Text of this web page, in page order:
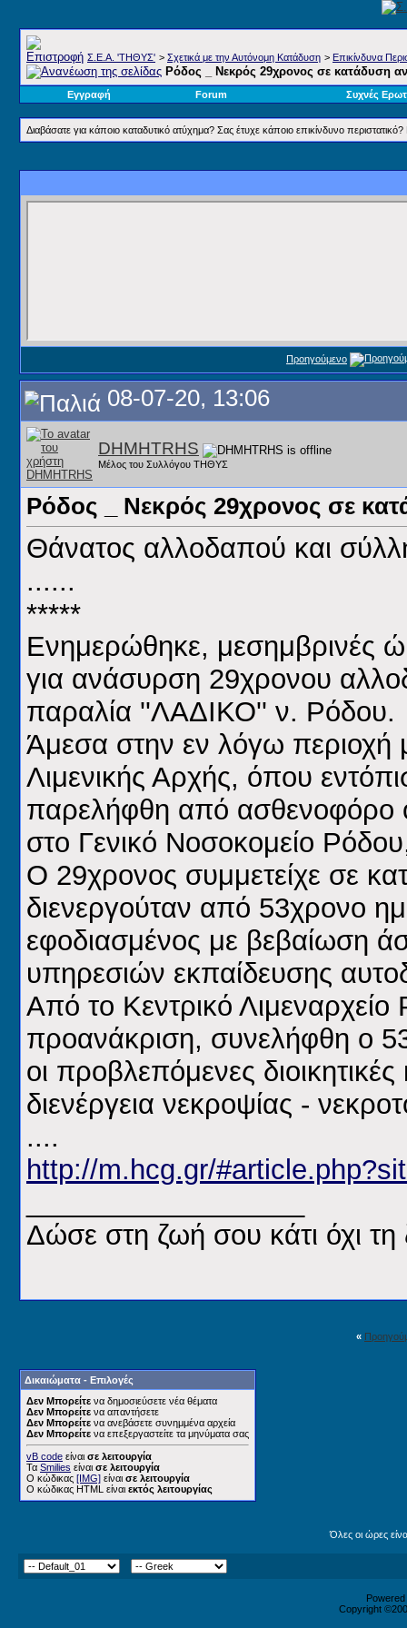
Σ.E.A. 'ΤΗΘΥΣ' > Σχετικά με την Αυτόνομη Κατάδυση > Επικίνδυνα
Ρόδος _ Νεκρός 29χρονος σε κατάδυση
Εγγραφή Forum Συχνές
Διαβάσατε για κάποιο καταδυτικό ατύχημα? Σας έτυχε κάποιο επικίνδυνο
Προηγούμενο
08-07-20, 13:06
DHMHTRHS
Μέλος του Συλλόγου ΤΗΘΥΣ
Ρόδος _ Νεκρός 29χρονος σε
Θάνατος αλλοδαπού και
......
*****
Ενημερώθηκε, μεσημβρινές
για ανάσυρση 29χρονου
παραλία ''ΛΑΔΙΚΟ'' ν. Ρόδου.
Άμεσα στην εν λόγω περιοχή
Λιμενικής Αρχής, όπου
παρελήφθη από ασθενοφόρο
στο Γενικό Νοσοκομείο
Ο 29χρονος συμμετείχε σε
διενεργούταν από 53χρονο
εφοδιασμένος με βεβαίωση
υπηρεσιών εκπαίδευσης
Από το Κεντρικό Λιμεναρχείο
προανάκριση, συνελήφθη ο
οι προβλεπόμενες
διενέργεια νεκροψίας -
....
http://m.hcg.gr/
Δώσε στη ζωή σου κάτι όχι τη
«
Δικαιώματα - Επιλογές
Δεν Μπορείτε να δημοσιεύσετε νέα θέματα
Δεν Μπορείτε να απαντήσετε
Δεν Μπορείτε να ανεβάσετε συνημμένα αρχεία
Δεν Μπορείτε να επεξεργαστείτε τα μηνύματα σας
vB code είναι σε λειτουργία
Τα Smilies είναι σε λειτουργία
Ο κώδικας [IMG] είναι σε λειτουργία
Ο κώδικας HTML είναι εκτός λειτουργίας
Όλες οι ώρες
Copyright